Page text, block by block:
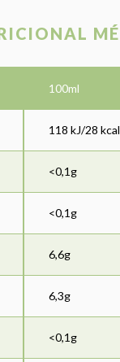
100ml
118 kJ/28 kcal
<0,1g
<0,1g
6,6g
6,3g
<0,1g